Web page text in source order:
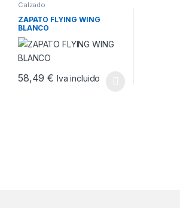
Calzado
ZAPATO FLYING WING
BLANCO
58,49€ Iva incluido